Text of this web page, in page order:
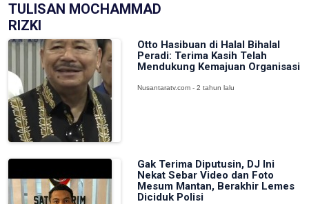
TULISAN MOCHAMMAD
RIZKI
Otto Hasibuan di Halal Bihalal
Peradi: Terima Kasih Telah
Mendukung Kemajuan Organisasi
Nusantaratv.com - 2 tahun lalu
Gak Terima Diputusin, DJ Ini
Nekat Sebar Video dan Foto
Mesum Mantan, Berakhir Lemes
Diciduk Polisi